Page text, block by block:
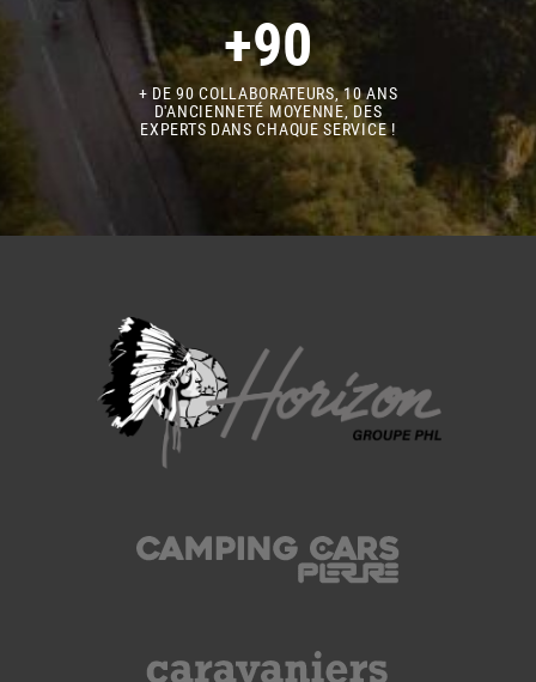
+90
+ DE 90 COLLABORATEURS, 10 ANS
D'ANCIENNETÉ MOYENNE, DES
EXPERTS DANS CHAQUE SERVICE !